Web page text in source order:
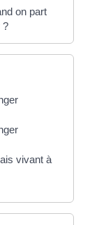
on part
?
vivant à